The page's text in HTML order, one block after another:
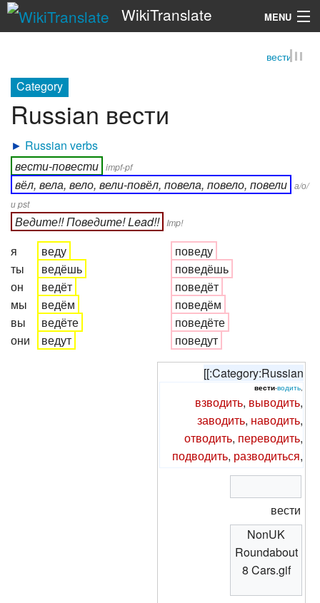
WikiTranslate MENU
вести
Category
Russian вести
► Russian verbs
вести-повести impf-pf
вёл, вела, вело, вели-повёл, повела, повело, повели а/о/
и pst
Ведите!! Поведите! Lead!! Imp!
я
ты
он
мы
вы
они
веду
ведёшь
ведёт
ведём
ведёте
ведут
поведу
поведёшь
поведёт
поведём
поведёте
поведут
[[:Category:Russian
вести-водить,
взводить, выводить,
заводить, наводить,
отводить, переводить,
подводить, разводиться,
вести
NonUK
Roundabout
8 Cars.gif